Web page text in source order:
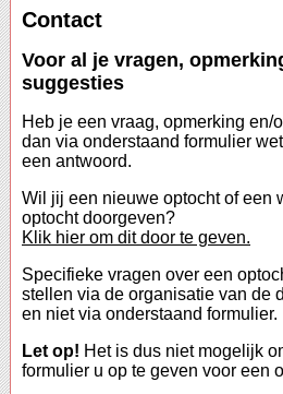
Contact
Voor al je vragen,
suggesties
Heb je een vraag, opmerking en/
dan via onderstaand formulier
een antwoord.
Wil jij een nieuwe optocht of een
optocht doorgeven?
Klik hier om dit door te geven.
Specifieke vragen over een
stellen via de organisatie van de
en niet via onderstaand formulier.
Let op! Het is dus niet mogelijk
formulier u op te geven voor een